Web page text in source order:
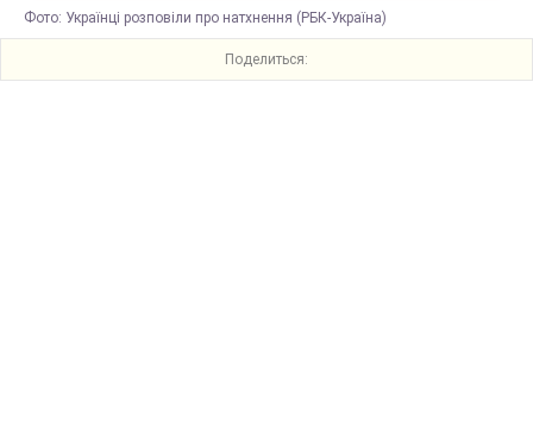
Фото: Українці розповіли про натхнення (РБК-Україна)
Поделиться: